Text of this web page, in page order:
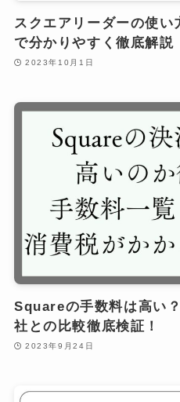
スクエアリーダーの使い
で分かりやすく徹底解説
2023年10月1日
Squareの手数料は高い
社との比較徹底検証！
2023年9月24日